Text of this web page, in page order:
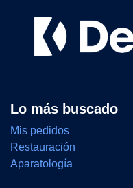
Lo más buscado
Mis pedidos
Restauración
Aparatología